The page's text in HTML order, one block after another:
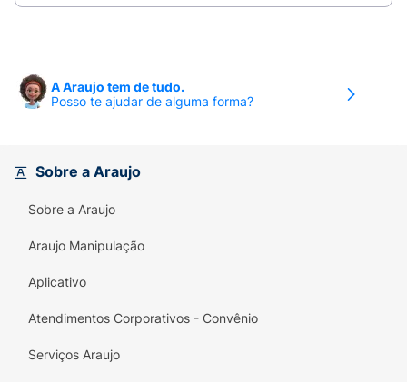
A Araujo tem de tudo.
Posso te ajudar de alguma forma?
Sobre a Araujo
Sobre a Araujo
Araujo Manipulação
Aplicativo
Atendimentos Corporativos - Convênio
Serviços Araujo